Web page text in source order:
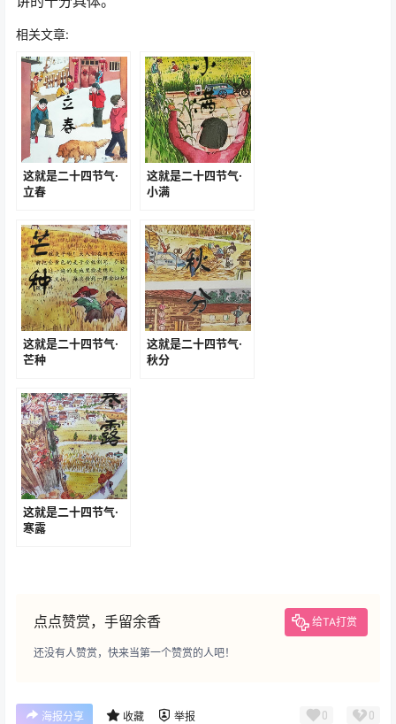
相关文章:
这就是二十四节气·
立春
这就是二十四节气·
小满
这就是二十四节气·
芒种
这就是二十四节气·
秋分
这就是二十四节气·
寒露
点点赞赏，手留余香 给TA打赏
还没有人赞赏，快来当第一个赞赏的人吧！
海报分享 收藏 举报 0 0